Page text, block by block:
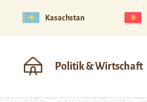
Kasachstan
Politik & Wirtschaft